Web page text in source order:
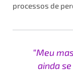
processos de
“Meu
ainda